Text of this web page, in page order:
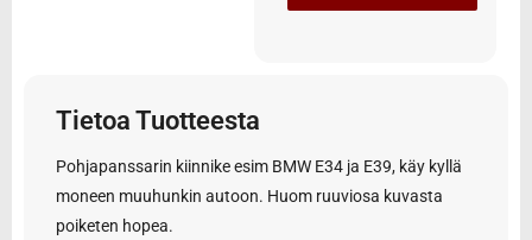
Tietoa Tuotteesta
Pohjapanssarin kiinnike esim BMW E34 ja E39, käy kyllä
moneen muuhunkin autoon. Huom ruuviosa kuvasta
poiketen hopea.